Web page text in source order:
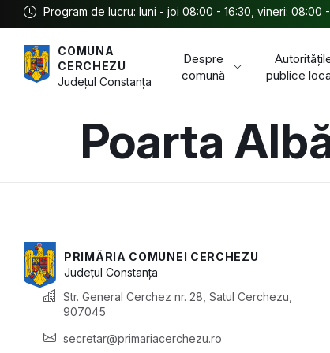
Program de lucru: luni - joi 08:00 - 16:30, vineri: 08:00
COMUNA
CERCHEZU
JudețulConstanța
Despre
comună
publice
Poarta
PRIMĂRIA COMUNEI CERCHEZU
JudețulConstanța
Str. General Cerchez nr. 28, Satul Cerchezu,
907045
secretar@primariacerchezu.ro